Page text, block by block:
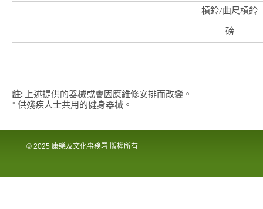
槓鈴/曲尺槓鈴
磅
註: 上述提供的器械或會因應維修安排而改變。
* 供殘疾人士共用的健身器械。
© 2025 康樂及文化事務署 版權所有